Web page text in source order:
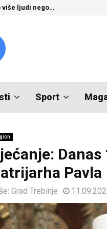
više ljudi nego…
Sport
Pavla
Grad Trebinje